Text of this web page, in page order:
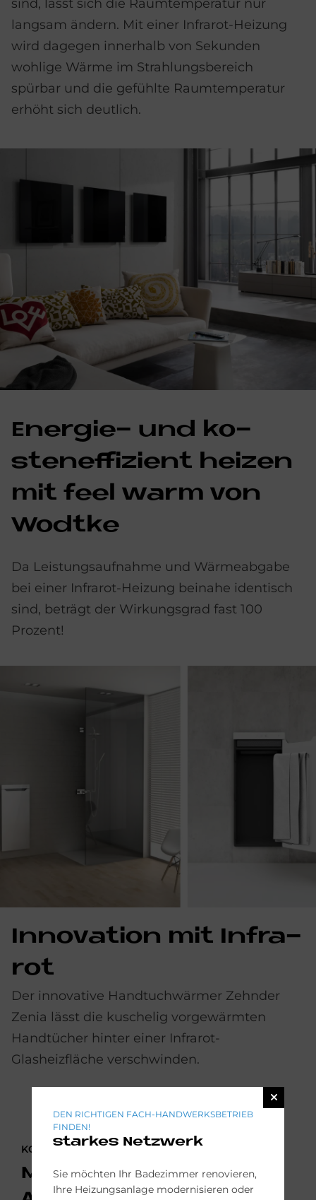
sind, lässt sich die Raumtemperatur nur
langsam ändern. Mit einer Infrarot-Heizung
wird dagegen innerhalb von Sekunden
wohlige Wärme im Strahlungsbereich
spürbar und die gefühlte Raumtemperatur
erhöht sich deutlich.
En­er­gie- und ko­
sten­ef­fi­zi­ent hei­zen
mit feel warm von
Wodtke
Da Leistungsaufnahme und Wärmeabgabe
bei einer Infrarot-Heizung beinahe identisch
sind, beträgt der Wirkungsgrad fast 100
Prozent!
In­no­va­ti­on mit In­fra­
rot
Der innovative Handtuchwärmer Zehnder
Zenia lässt die kuschelig vorgewärmten
Handtücher hinter einer Infrarot-
Glasheizfläche verschwinden.
KONTAKTIEREN SIE UNS!
Modernisierungs-
DEN RICHTIGEN FACH-HANDWERKSBETRIEB
FINDEN!
starkes Netzwerk
Sie möchten Ihr Badezimmer renovieren,
Ihre Heizungsanlage modernisieren oder